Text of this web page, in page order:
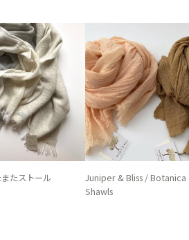
たストール
Juniper & Bliss / Botanica
Shawls